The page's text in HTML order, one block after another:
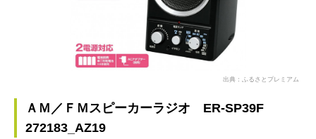
出典：ふるさとプレミアム
ＡＭ／ＦＭスピーカーラジオ ER-SP39F
272183_AZ19